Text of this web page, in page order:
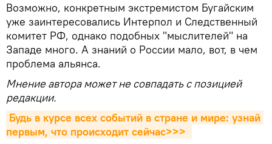
Возможно, конкретным экстремистом Бугайским
уже заинтересовались Интерпол и Следственный
комитет РФ, однако подобных "мыслителей" на
Западе много. А знаний о России мало, вот, в чем
проблема альянса.
Мнение автора может не совпадать с позицией
редакции.
Будь в курсе всех событий в стране и мире: узнай
первым, что происходит сейчаc>>>